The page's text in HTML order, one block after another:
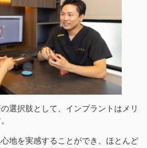
選択肢として、インプラントはメリ
地を実感することができ、ほとんど